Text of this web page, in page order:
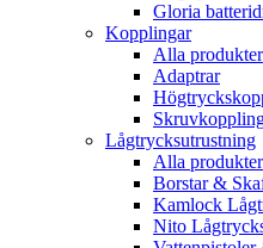
Gloria
Kopplingar
Alla produkter
Adaptrar
Lågtrycksutrustning
Alla produkter
Borstar &
Kamlock
Nito